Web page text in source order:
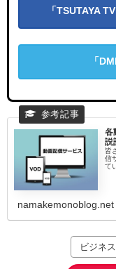
「TSUTAYA
「
各
説
皆
信
て
namakemonoblog.net
ビジネ